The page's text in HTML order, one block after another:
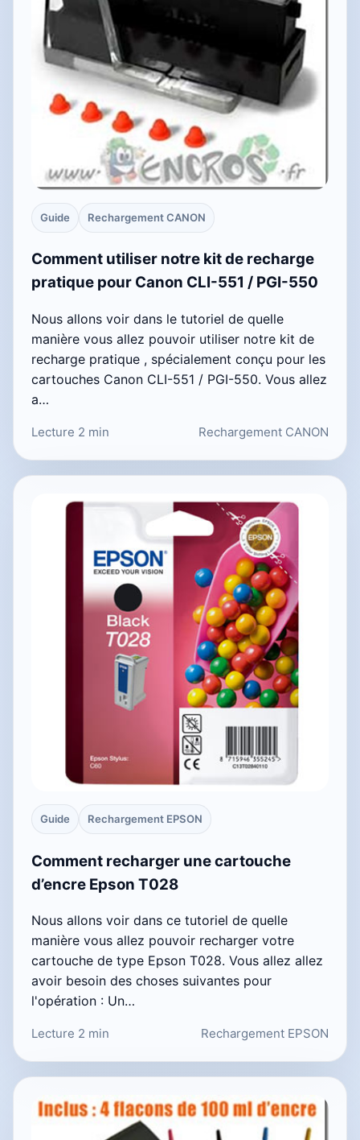
Guide Rechargement CANON
Comment utiliser notre kit de recharge
pratique pour Canon CLI-551 / PGI-550
Nous allons voir dans le tutoriel de quelle
manière vous allez pouvoir utiliser notre kit de
recharge pratique , spécialement conçu pour les
cartouches Canon CLI-551 / PGI-550. Vous allez
a…
Lecture 2 min Rechargement CANON
Guide Rechargement EPSON
Comment recharger une cartouche
d’encre Epson T028
Nous allons voir dans ce tutoriel de quelle
manière vous allez pouvoir recharger votre
cartouche de type Epson T028. Vous allez allez
avoir besoin des choses suivantes pour
l'opération : Un…
Lecture 2 min Rechargement EPSON